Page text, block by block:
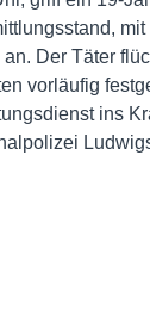
Der Täter
vorläufig
ins